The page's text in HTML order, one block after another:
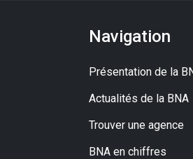
Navigation
Présentation de la
Actualités de la BNA
Trouver une agence
BNA en chiffres